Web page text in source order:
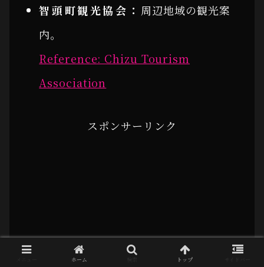
智頭町観光協会： 周辺地域の観光案
内。
Reference: Chizu Tourism
Association
スポンサーリンク
ホーム トップ